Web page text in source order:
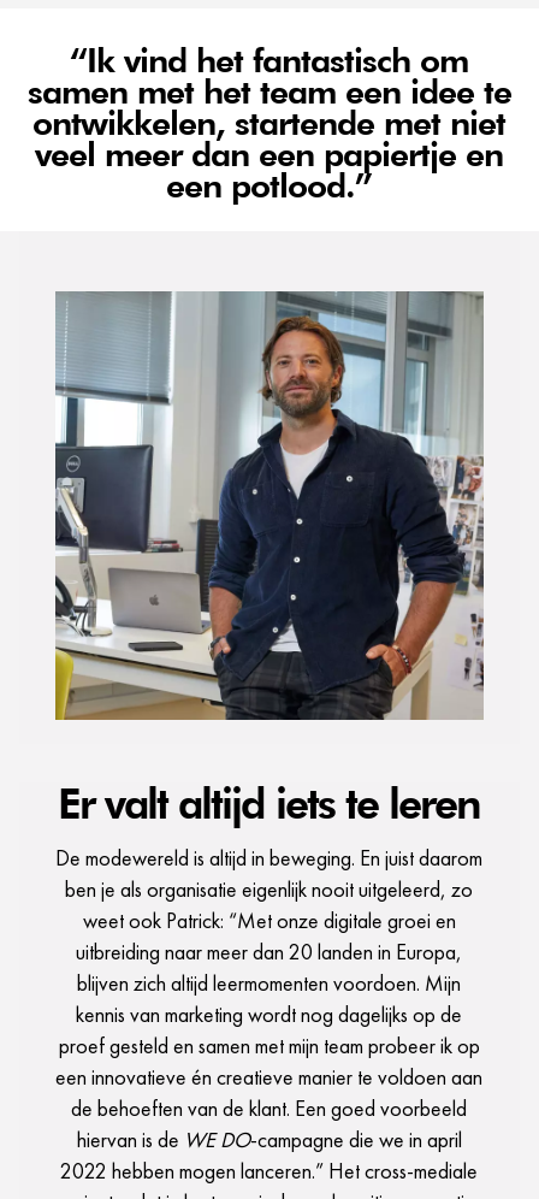
“Ik vind het fantastisch om
samen met het team een idee te
ontwikkelen, startende met niet
veel meer dan een papiertje en
een potlood.”
Er valt altijd iets te leren
De modewereld is altijd in beweging. En juist daarom
ben je als organisatie eigenlijk nooit uitgeleerd, zo
weet ook Patrick: “Met onze digitale groei en
uitbreiding naar meer dan 20 landen in Europa,
blijven zich altijd leermomenten voordoen. Mijn
kennis van marketing wordt nog dagelijks op de
proef gesteld en samen met mijn team probeer ik op
een innovatieve én creatieve manier te voldoen aan
de behoeften van de klant. Een goed voorbeeld
hiervan is de WE DO-campagne die we in april
2022 hebben mogen lanceren.” Het cross-mediale